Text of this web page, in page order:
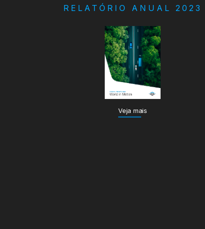
RELATÓRIO ANUAL 2023
Veja mais